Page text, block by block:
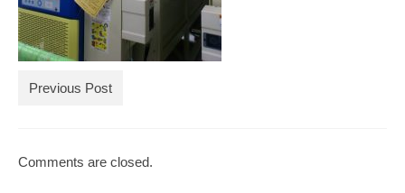
Previous Post
Comments are closed.